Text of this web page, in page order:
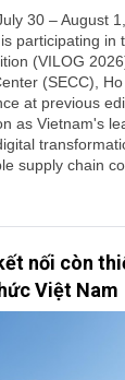
30 – August
participating in
(VILOG
(SECC),
at previous
as Vietnam's
supply chain
nối còn
Việt Nam